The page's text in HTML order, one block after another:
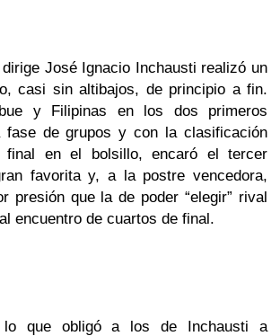
José Ignacio Inchausti realizó un
casi sin altibajos, de principio a fin.
y Filipinas en los dos primeros
fase de grupos y con la clasificación
final en el bolsillo, encaró el tercer
favorita y, a la postre vencedora,
presión que la de poder “elegir” rival
encuentro de cuartos de final.
lo que obligó a los de Inchausti a